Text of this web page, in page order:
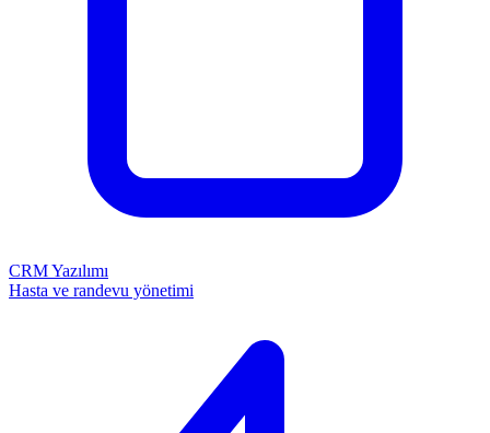
CRM Yazılımı
Hasta ve randevu yönetimi